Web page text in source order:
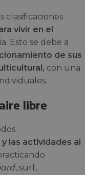
clasificaciones
vivir en el
Esto se debe a
de sus
con una
libre
las actividades al
, surf,